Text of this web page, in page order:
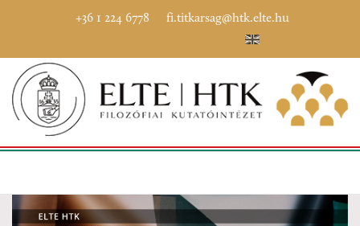
+36 1 224 6778 fi.titkarsag@htk.elte.hu